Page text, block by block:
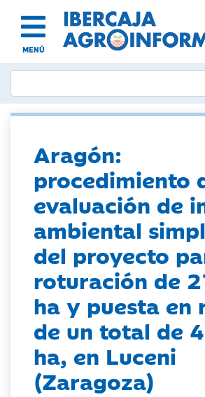
MENÚ
Aragón:
procedimiento
evaluación de
ambiental
del proyecto
roturación de
ha y puesta en
de un total de
ha, en Luceni
(Zaragoza)